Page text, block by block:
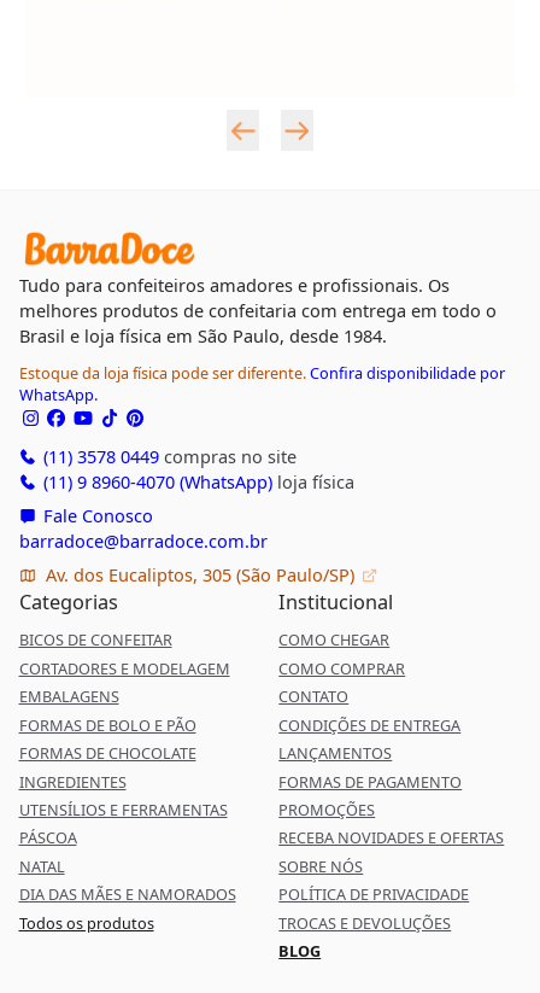
Tudo para confeiteiros amadores e profissionais. Os
melhores produtos de confeitaria com entrega em todo o
Brasil e loja física em São Paulo, desde 1984.
Estoque da loja física pode ser diferente.Confira disponibilidade por
WhatsApp.
(11) 3578 0449compras no site
(11) 9 8960-4070 (WhatsApp)loja física
Fale Conosco
barradoce@barradoce.com.br
Av. dos Eucaliptos, 305 (São Paulo/SP)
Categorias
BICOS DE CONFEITAR
CORTADORES E MODELAGEM
EMBALAGENS
FORMAS DE BOLO E PÃO
FORMAS DE CHOCOLATE
INGREDIENTES
UTENSÍLIOS E FERRAMENTAS
PÁSCOA
NATAL
DIA DAS MÃES E NAMORADOS
Todos os produtos
Institucional
COMO CHEGAR
COMO COMPRAR
CONTATO
CONDIÇÕES DE ENTREGA
LANÇAMENTOS
FORMAS DE PAGAMENTO
PROMOÇÕES
RECEBA NOVIDADES E OFERTAS
SOBRE NÓS
POLÍTICA DE PRIVACIDADE
TROCAS E DEVOLUÇÕES
BLOG